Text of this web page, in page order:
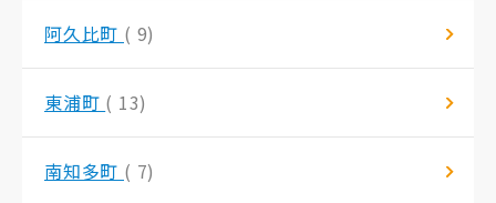
阿久比町 ( 9)
東浦町 ( 13)
南知多町 ( 7)